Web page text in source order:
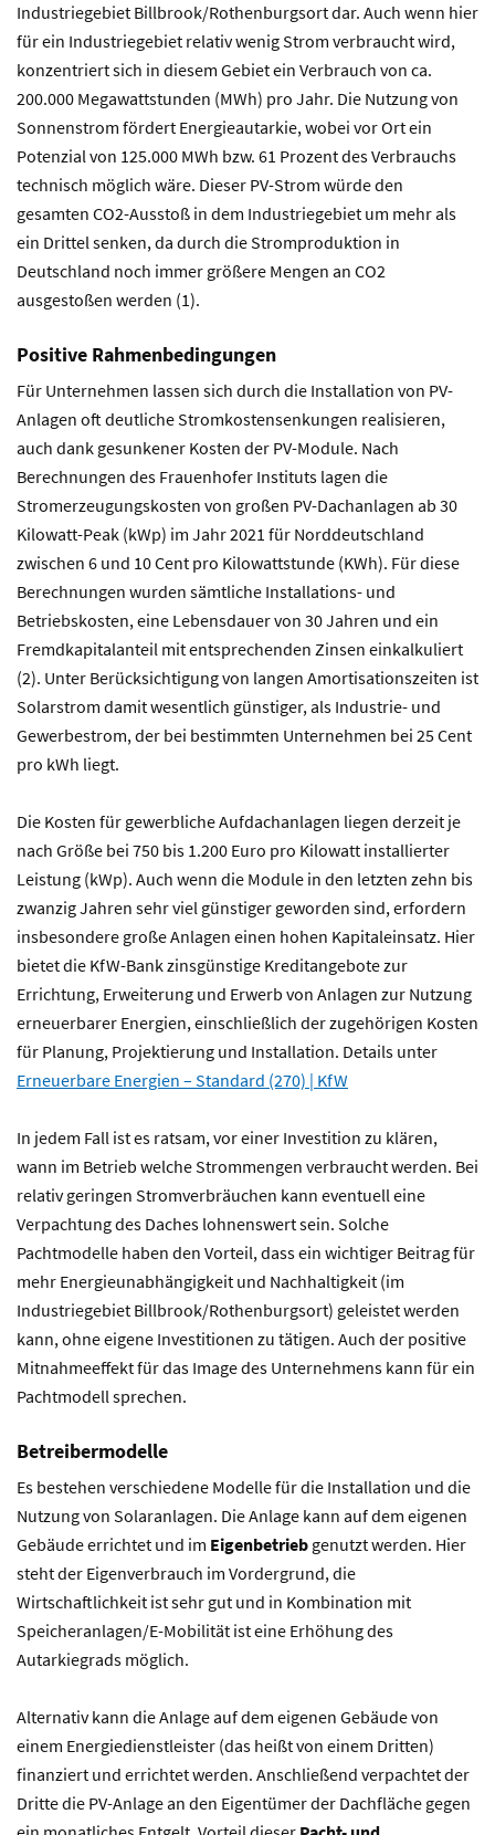
Industriegebiet Billbrook/Rothenburgsort dar. Auch wenn hier
für ein Industriegebiet relativ wenig Strom verbraucht wird,
konzentriert sich in diesem Gebiet ein Verbrauch von ca.
200.000 Megawattstunden (MWh) pro Jahr. Die Nutzung von
Sonnenstrom fördert Energieautarkie, wobei vor Ort ein
Potenzial von 125.000 MWh bzw. 61 Prozent des Verbrauchs
technisch möglich wäre. Dieser PV-Strom würde den
gesamten CO2-Ausstoß in dem Industriegebiet um mehr als
ein Drittel senken, da durch die Stromproduktion in
Deutschland noch immer größere Mengen an CO2
ausgestoßen werden (1).
Positive Rahmenbedingungen
Für Unternehmen lassen sich durch die Installation von PV-
Anlagen oft deutliche Stromkostensenkungen realisieren,
auch dank gesunkener Kosten der PV-Module. Nach
Berechnungen des Frauenhofer Instituts lagen die
Stromerzeugungskosten von großen PV-Dachanlagen ab 30
Kilowatt-Peak (kWp) im Jahr 2021 für Norddeutschland
zwischen 6 und 10 Cent pro Kilowattstunde (KWh). Für diese
Berechnungen wurden sämtliche Installations- und
Betriebskosten, eine Lebensdauer von 30 Jahren und ein
Fremdkapitalanteil mit entsprechenden Zinsen einkalkuliert
(2). Unter Berücksichtigung von langen Amortisationszeiten ist
Solarstrom damit wesentlich günstiger, als Industrie- und
Gewerbestrom, der bei bestimmten Unternehmen bei 25 Cent
pro kWh liegt.
Die Kosten für gewerbliche Aufdachanlagen liegen derzeit je
nach Größe bei 750 bis 1.200 Euro pro Kilowatt installierter
Leistung (kWp). Auch wenn die Module in den letzten zehn bis
zwanzig Jahren sehr viel günstiger geworden sind, erfordern
insbesondere große Anlagen einen hohen Kapitaleinsatz. Hier
bietet die KfW-Bank zinsgünstige Kreditangebote zur
Errichtung, Erweiterung und Erwerb von Anlagen zur Nutzung
erneuerbarer Energien, einschließlich der zugehörigen Kosten
für Planung, Projektierung und Installation. Details unter
Erneuerbare Energien – Standard (270) | KfW
In jedem Fall ist es ratsam, vor einer Investition zu klären,
wann im Betrieb welche Strommengen verbraucht werden. Bei
relativ geringen Stromverbräuchen kann eventuell eine
Verpachtung des Daches lohnenswert sein. Solche
Pachtmodelle haben den Vorteil, dass ein wichtiger Beitrag für
mehr Energieunabhängigkeit und Nachhaltigkeit (im
Industriegebiet Billbrook/Rothenburgsort) geleistet werden
kann, ohne eigene Investitionen zu tätigen. Auch der positive
Mitnahmeeffekt für das Image des Unternehmens kann für ein
Pachtmodell sprechen.
Betreibermodelle
Es bestehen verschiedene Modelle für die Installation und die
Nutzung von Solaranlagen. Die Anlage kann auf dem eigenen
Gebäude errichtet und im Eigenbetrieb genutzt werden. Hier
steht der Eigenverbrauch im Vordergrund, die
Wirtschaftlichkeit ist sehr gut und in Kombination mit
Speicheranlagen/E-Mobilität ist eine Erhöhung des
Autarkiegrads möglich.
Alternativ kann die Anlage auf dem eigenen Gebäude von
einem Energiedienstleister (das heißt von einem Dritten)
finanziert und errichtet werden. Anschließend verpachtet der
Dritte die PV-Anlage an den Eigentümer der Dachfläche gegen